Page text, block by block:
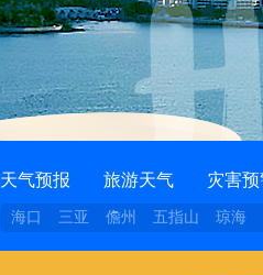
天气预报 旅游天气 灾害
海口 三亚 儋州 五指山 琼海